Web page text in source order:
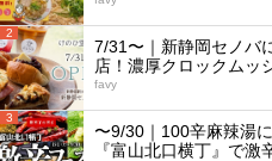
2
7/31〜｜新静岡セノバ
店！濃厚クロックムッ
favy
3
〜9/30｜100辛麻辣湯
『富山北口横丁』で激